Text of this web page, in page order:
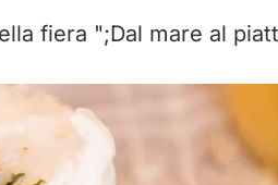
fiera ";Dal mare al